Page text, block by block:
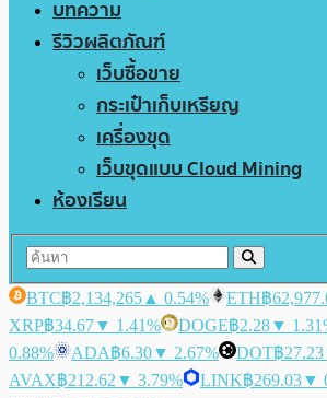
บทความ
รีวิวผลิตภัณฑ์
เว็บซื้อขาย
กระเป๋าเก็บเหรียญ
เครื่องขุด
เว็บขุดแบบ Cloud Mining
ห้องเรียน
BTC฿2,134,265 ▲ 0.54% ETH฿
XRP฿34.67▼ 1.41% DOGE฿2.28▼
0.88%
ADA฿6.30▼ 2.67% DOT฿27.23
AVAX฿212.62 ▼ 3.79% LINK฿269.03▼